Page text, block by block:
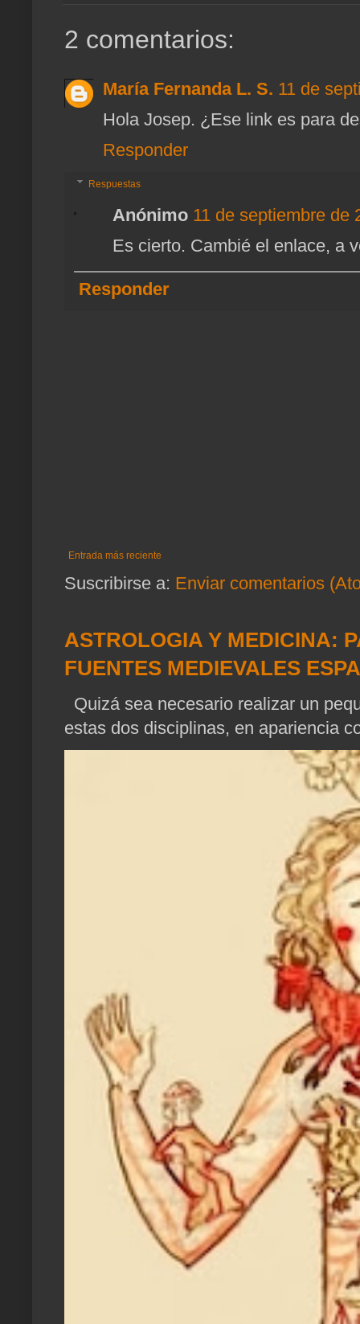
2 comentarios:
María Fernanda L. S. 11 de
Hola Josep. ¿Ese link es para
Responder
Respuestas
Anónimo 11 de septiembre de
Es cierto. Cambié el enlace, a
Responder
Entrada más reciente
Suscribirse a: Enviar comentarios
ASTROLOGIA Y MEDICINA:
FUENTES MEDIEVALES
Quizá sea necesario realizar un
estas dos disciplinas, en apariencia